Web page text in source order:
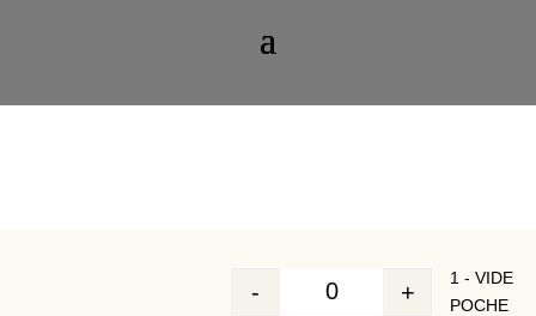
Quantité
- +
1 - VIDE
POCHE